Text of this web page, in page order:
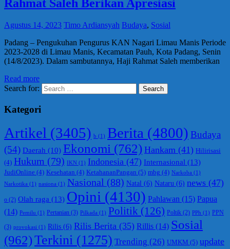
Rahmat Saleh Berikan Apresiasi
Agustus 14, 2023 Timo Ardiansyah Budaya, Sosial
Padang – Pengukuhan Pengurus KAN Nagari Limau Manis Periode
2023-2028 di Limau Manis, Kecamatan Pauh, Kota Padang, Senin
(14/8/2023). Dalam sambutannya, Haji Rahmat Saleh memberikan
Read more
Search for:
Search
Kategori
Artikel (3405) b (1) Berita (4800) Budaya
(54) Daerah (10) Ekonomi (762) Hankam (41) Hilirisasi
(4) Hukum (79) IKN (1) Indonesia (47) Internasional (13)
JudiOnline (4) Kesehatan (4) KetahananPangan (5) mbg (4) Narkoba (1)
Narkotika (1) nasiona (1) Nasional (88) Natal (6) Nataru (6) news (47)
o (2) Olah raga (13) Opini (4130) Pahlawan (15) Papua
(14) Pemilu (1) Pertanian (3) Pilkada (1) Politik (126) Poltik (2) PPh (1) PPN
(3) provokasi (1) Rilis (6) Rilis Berita (35) Rillis (14) Sosial
(962)Terkini (1275) Trending (26) UMKM (5) update